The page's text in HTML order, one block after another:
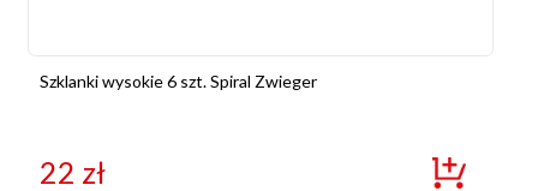
Szklanki wysokie 6 szt. Spiral Zwieger
22 zł